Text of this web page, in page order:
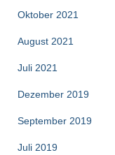
Oktober 2021
August 2021
Juli 2021
Dezember 2019
September 2019
Juli 2019